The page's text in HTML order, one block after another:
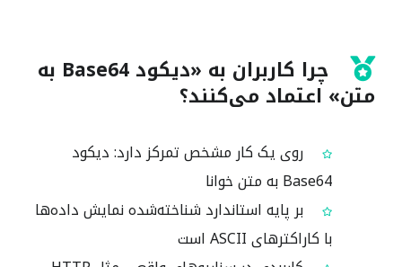
چرا کاربران به «دیکود Base64 به
متن» اعتماد می‌کنند؟
روی یک کار مشخص تمرکز دارد: دیکود
Base64 به متن خوانا
بر پایه استاندارد شناخته‌شده نمایش داده‌ها
با کاراکترهای ASCII است